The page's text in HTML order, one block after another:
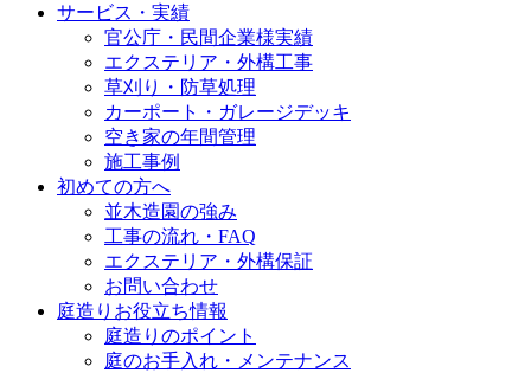
サービス・実績
官公庁・民間企業様実績
エクステリア・外構工事
草刈り・防草処理
カーポート・ガレージデッキ
空き家の年間管理
施工事例
初めての方へ
並木造園の強み
工事の流れ・FAQ
エクステリア・外構保証
お問い合わせ
庭造りお役立ち情報
庭造りのポイント
庭のお手入れ・メンテナンス